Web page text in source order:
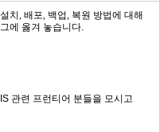
치, 배포, 백업, 복원 방법에 대해
에 옳겨 놓습니다.
관련 프런티어 분들을 모시고